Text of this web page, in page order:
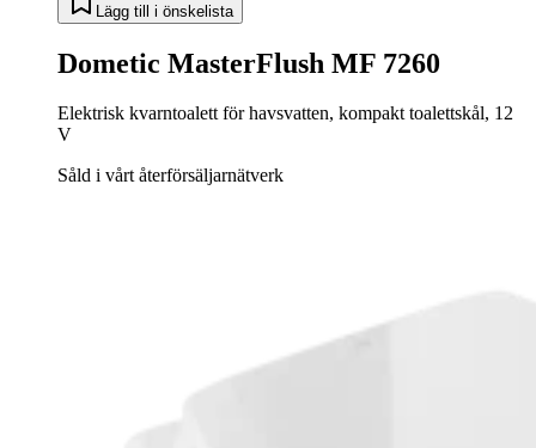
Lägg till i önskelista
Dometic MasterFlush MF 7260
Elektrisk kvarntoalett för havsvatten, kompakt toalettskål, 12
V
Såld i vårt återförsäljarnätverk